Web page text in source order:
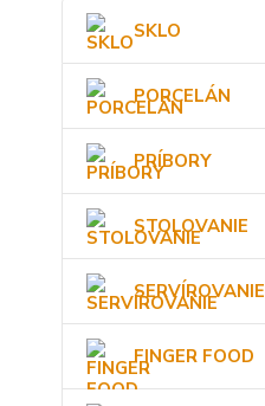
SKLO
PORCELÁN
PRÍBORY
STOLOVANIE
SERVÍROVANIE
FINGER FOOD